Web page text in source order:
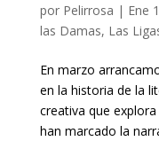
por Pelirrosa | Ene
las Damas, Las
En marzo
en la historia de la
creativa que
han marcado la